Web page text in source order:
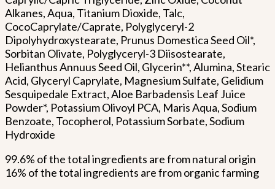
Alkanes, Aqua, Titanium Dioxide, Talc,
CocoCaprylate/Caprate, Polyglyceryl-2
Dipolyhydroxystearate, Prunus Domestica Seed Oil*,
Sorbitan Olivate, Polyglyceryl-3 Diisostearate,
Helianthus Annuus Seed Oil, Glycerin**, Alumina, Stearic
Acid, Glyceryl Caprylate, Magnesium Sulfate, Gelidium
Sesquipedale Extract, Aloe Barbadensis Leaf Juice
Powder*, Potassium Olivoyl PCA, Maris Aqua, Sodium
Benzoate, Tocopherol, Potassium Sorbate, Sodium
Hydroxide
99.6% of the total ingredients are from natural origin
16% of the total ingredients are from organic farming